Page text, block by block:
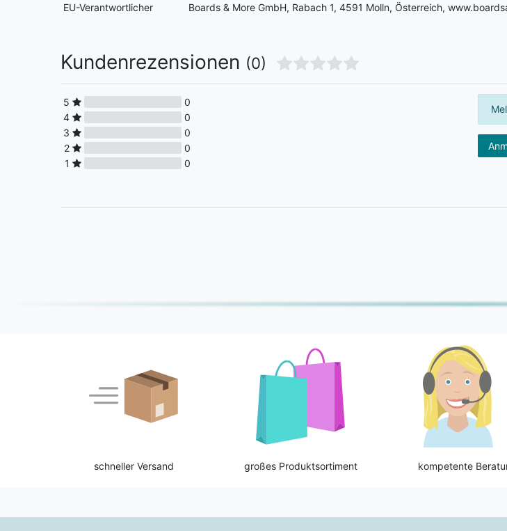
EU-Verantwortlicher
Boards & More GmbH, Rabach 1, 4591 Molln, Österreich,
Kundenrezensionen (0)
5
0
4
0
3
0
2
0
1
0
schneller Versand großes Produktsortiment kompetente